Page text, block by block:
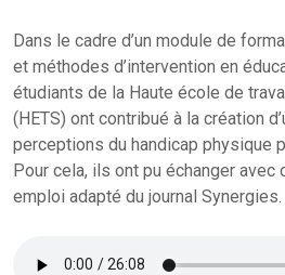
Dans le cadre d’un module de
et méthodes d’intervention en
étudiants de la Haute école de
(HETS) ont contribué à la création
perceptions du handicap physique
Pour cela, ils ont pu échanger avec
emploi adapté du journal Synergies.